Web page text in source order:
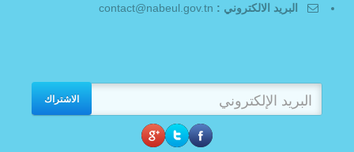
البريد الالكتروني :
الاشتراك